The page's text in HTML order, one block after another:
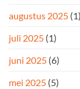
augustus 2025 (1)
juli 2025 (1)
juni 2025 (6)
mei 2025 (5)